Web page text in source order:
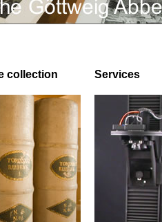
collection Services